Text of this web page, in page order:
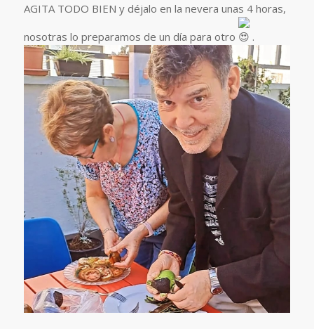
AGITA TODO BIEN y déjalo en la nevera unas 4 horas,
nosotras lo preparamos de un día para otro
.